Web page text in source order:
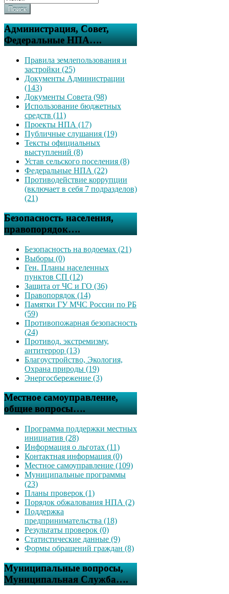
Поиск
Администрация, Совет,
Федеральные НПА….
Правила землепользования и
застройки (25)
Документы Администрации
(143)
Документы Совета (98)
Использование бюджетных
средств (11)
Проекты НПА (17)
Публичные слушания (19)
Тексты официальных
выступлений (8)
Устав сельского поселения (8)
Федеральные НПА (22)
Противодействие коррупции
(включает в себя 7 подразделов)
(21)
Безопасность населения,
правопорядок….
Безопасность на водоемах (21)
Выборы (0)
Ген. Планы населенных
пунктов СП (12)
Защита от ЧС и ГО (36)
Правопорядок (14)
Памятки ГУ МЧС России по РБ
(59)
Противопожарная безопасность
(24)
Противод. экстремизму,
антитеррор (13)
Благоустройство, Экология,
Охрана природы (19)
Энергосбережение (3)
Местное самоуправление,
общие вопросы….
Программа поддержки местных
инициатив (28)
Информация о льготах (11)
Контактная информация (0)
Местное самоуправление (109)
Муниципальные программы
(23)
Планы проверок (1)
Порядок обжалования НПА (2)
Поддержка
предпринимательства (18)
Результаты проверок (0)
Статистические данные (9)
Формы обращений граждан (8)
Муниципальные вопросы,
Муниципальная Служба….